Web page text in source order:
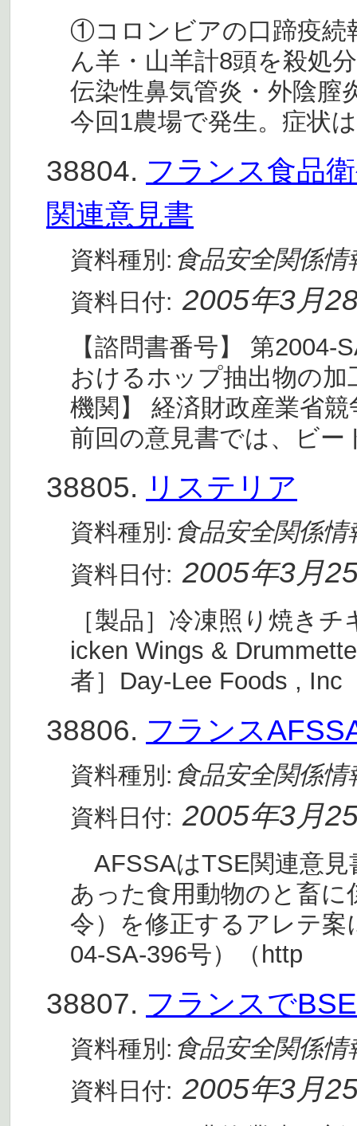
①コロンビアの口蹄疫続
ん羊・山羊計8頭を殺処
伝染性鼻気管炎・外陰膣
今回1農場で発生。症状
38804. フランス食品
関連意見書
資料種別: 食品安全関係情
資料日付: 2005年3月
【諮問書番号】 第
おけるホップ抽出物の
機関】 経済財政産業省
前回の意見書では、ビー
38805. リステリア
資料種別: 食品安全関係情
資料日付: 2005年3月
［製品］冷凍照り焼き
icken Wings &
者］Day-Lee Foods , Inc
38806. フランス
資料種別: 食品安全関係情
資料日付: 2005年3月
AFSSAはTSE関連意見
あった食用動物のと畜
令）を修正するアレテ案
04-SA-396号）（http
38807. フランスで
資料種別: 食品安全関係情
資料日付: 2005年3月